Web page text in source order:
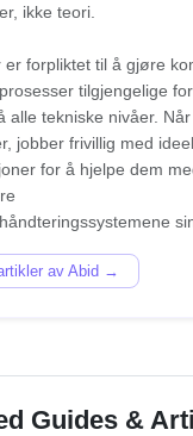
ikke teori.
er forpliktet til å gjøre
tilgjengelige for
alle tekniske nivåer. Når
jobber frivillig med
for å hjelpe dem
av Abid →
Guides &